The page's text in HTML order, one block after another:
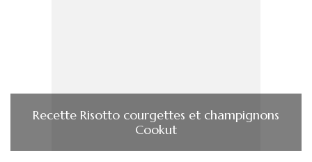
Recette Risotto courgettes et champignons
Cookut